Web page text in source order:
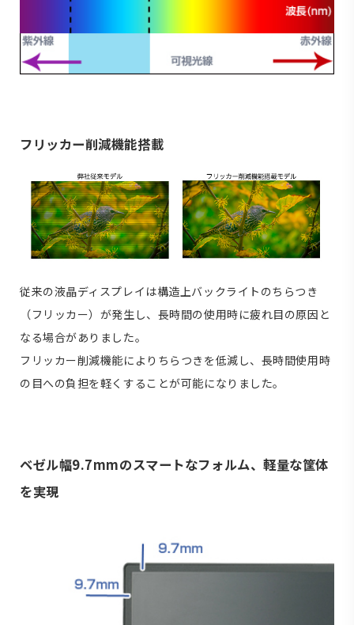
フリッカー削減機能搭載
従来の液晶ディスプレイは構造上バックライトのちらつき
（フリッカー）が発生し、長時間の使用時に疲れ目の原因と
なる場合がありました。
フリッカー削減機能によりちらつきを低減し、長時間使用時
の目への負担を軽くすることが可能になりました。
ベゼル幅9.7mmのスマートなフォルム、軽量な筐体
を実現